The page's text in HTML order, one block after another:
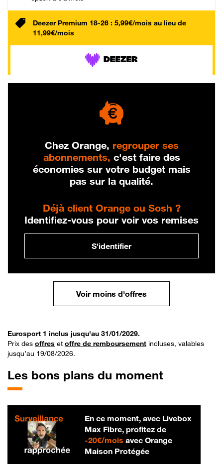
Deezer Premium 18-26 : 5,99€/mois au lieu de
11,99€/mois
Chez Orange, regrouper ses
abonnements, c'est faire des
économies sur votre budget mais
pas sur la qualité.
Déjà client Orange ou Sosh ?
Identifiez-vous pour voir vos remises
S'identifier
Voir moins d'offres
Eurosport 1 inclus jusqu'au 31/01/2029.
Prix des offres et offre de remboursement incluses, valables
jusqu’au 19/08/2026.
Les bons plans du moment
En ce moment, avec Livebox
Max Fibre, profitez de
-20€/mois20 € par mois
avec Orange
Maison Protégée